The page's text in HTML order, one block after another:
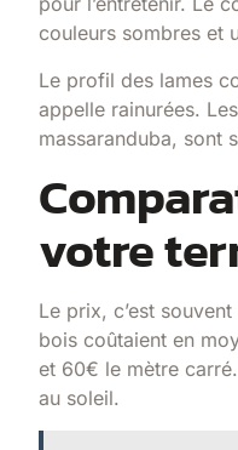
couleurs sombres et
Le profil des lames
appelle rainurées.
massaranduba, sont
votre
Le prix, c’est
bois coûtaient en
et 60€ le mètre
au soleil.